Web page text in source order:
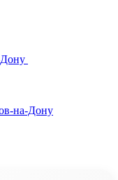
Дону
на-Дону